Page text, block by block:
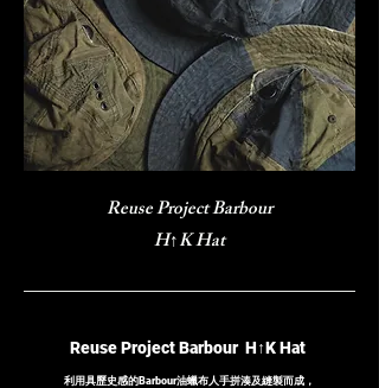
Reuse Project Barbour
H↑K Hat
很簡單。
Reuse Project Barbour H↑K Hat
利用具歷史感的Barbour油蠟布人手拼湊及縫製而成，